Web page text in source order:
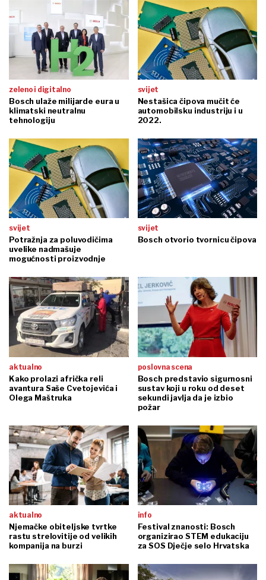
zeleno i digitalno
Bosch ulaže milijarde eura u
klimatski neutralnu
tehnologiju
svijet
Nestašica čipova mučit će
automobilsku industriju i u
2022.
svijet
Potražnja za poluvodičima
uvelike nadmašuje
mogućnosti proizvodnje
svijet
Bosch otvorio tvornicu čipova
aktualno
Kako prolazi afrička reli
avantura Saše Cvetojevića i
Olega Maštruka
poslovna scena
Bosch predstavio sigurnosni
sustav koji u roku od deset
sekundi javlja da je izbio
požar
aktualno
Njemačke obiteljske tvrtke
rastu strelovitije od velikih
kompanija na burzi
info
Festival znanosti: Bosch
organizirao STEM edukaciju
za SOS Dječje selo Hrvatska